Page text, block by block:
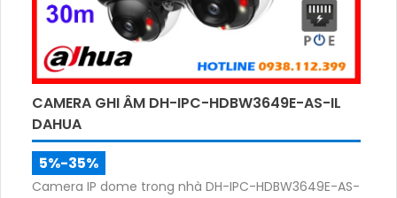
CAMERA GHI ÂM DH-IPC-HDBW3649E-AS-IL
DAHUA
5%-35%
Camera IP dome trong nhà DH-IPC-HDBW3649E-AS-